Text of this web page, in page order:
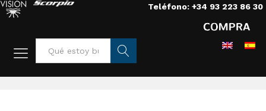
Teléfono: +34 93 223 86 30
Busca